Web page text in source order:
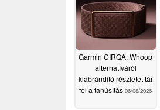
Garmin CIRQA: Whoop
alternatíváról
kiábrándító részletet tár
fel a tanúsítás 06/08/2026